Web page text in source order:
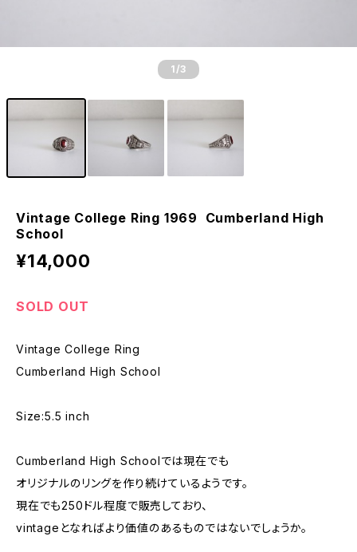
1 /3
Vintage College Ring 1969 Cumberland High
School
¥14,000
SOLD OUT
Vintage College Ring
Cumberland High School
Size:5.5 inch
Cumberland High Schoolでは現在でも
オリジナルのリングを作り続けているようです。
現在でも250ドル程度で販売しており、
vintageとなればより価値のあるものではないでしょうか。